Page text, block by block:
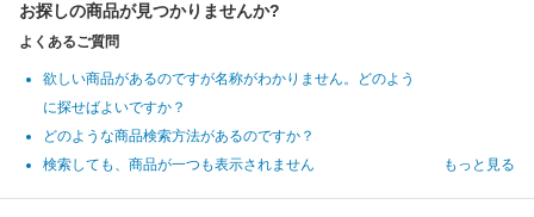
お探しの商品が見つかりませんか?
よくあるご質問
欲しい商品があるのですが名称がわかりません。どのよう
に探せばよいですか？
どのような商品検索方法があるのですか？
検索しても、商品が一つも表示されません
もっと見る